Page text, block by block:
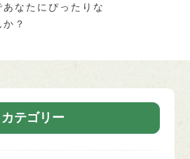
なたにぴったりな
？
カテゴリー